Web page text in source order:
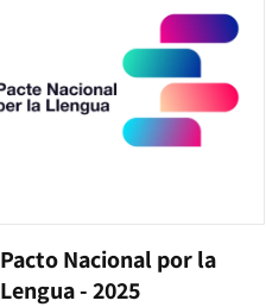
Pacto Nacional por la
Lengua - 2025